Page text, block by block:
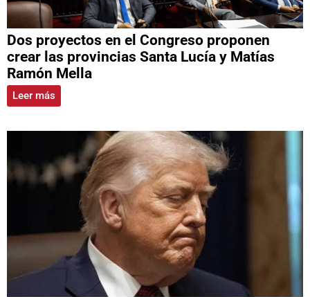
Dos proyectos en el Congreso proponen
crear las provincias Santa Lucía y Matías
Ramón Mella
Leer más